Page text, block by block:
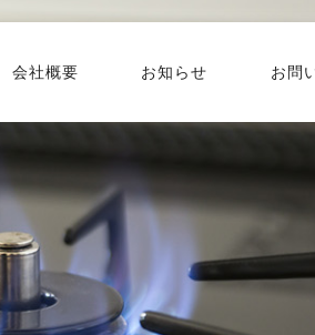
会社概要 お知らせ お問